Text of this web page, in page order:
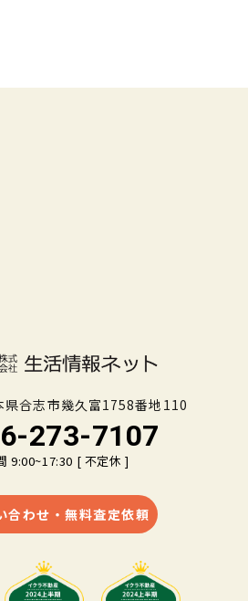
合志市幾久富1758番地110
273-7107
9:00~17:30 [ 不定休 ]
合わせ・無料査定依頼